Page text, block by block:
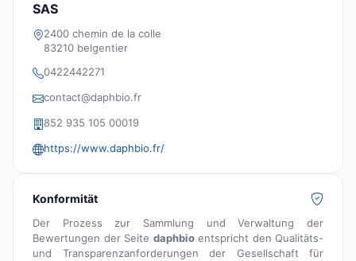
SAS
2400 chemin de la colle
83210 belgentier
0422442271
contact@daphbio.fr
852 935 105 00019
https://www.daphbio.fr/
Konformität
Der Prozess zur Sammlung und Verwaltung der
Bewertungen der Seite daphbioentspricht den Qualitäts-
und Transparenzanforderungen der Gesellschaft für